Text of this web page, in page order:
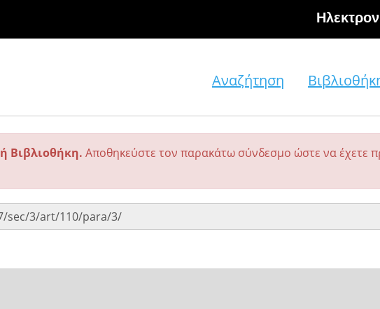
Αναζήτηση
Βιβλιοθήκη. Αποθηκεύστε τον παρακάτω σύνδεσμο ώστε να έχετε